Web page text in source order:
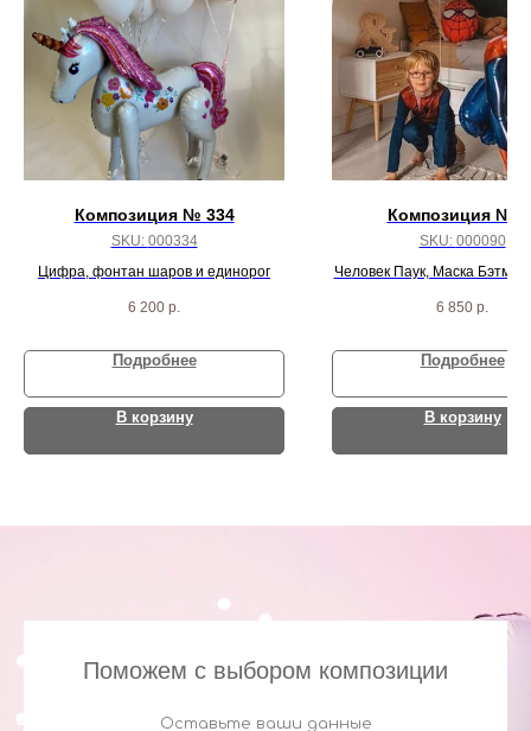
Композиция № 334
SKU: 000334
Цифра, фонтан шаров и единорог
6 200 р.
Подробнее
В корзину
Композиция №
SKU: 000090
Человек Паук, Маска
6 850 р.
Подробнее
В корзину
Поможем с выбором композиции
Оставьте ваши данные